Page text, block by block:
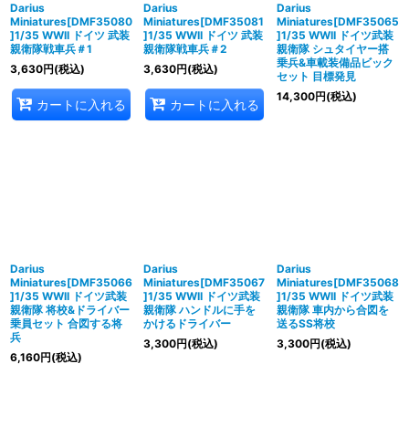
Darius
Miniatures[DMF35080
]1/35 WWII ドイツ 武装
親衛隊戦車兵＃1
3,630円(税込)
カートに入れる
Darius
Miniatures[DMF35081
]1/35 WWII ドイツ 武装
親衛隊戦車兵＃2
3,630円(税込)
カートに入れる
Darius
Miniatures[DMF35065
]1/35 WWII ドイツ武装
親衛隊 シュタイヤー搭
乗兵&車載装備品ビック
セット 目標発見
14,300円(税込)
Darius
Miniatures[DMF35066
]1/35 WWII ドイツ武装
親衛隊 将校&ドライバー
乗員セット 合図する将
兵
6,160円(税込)
Darius
Miniatures[DMF35067
]1/35 WWII ドイツ武装
親衛隊 ハンドルに手を
かけるドライバー
3,300円(税込)
Darius
Miniatures[DMF35068
]1/35 WWII ドイツ武装
親衛隊 車内から合図を
送るSS将校
3,300円(税込)